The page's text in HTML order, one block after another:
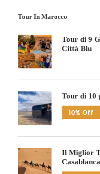
Tour In Marocco
Tour di 9
Città Blu
Tour di 10
10% Off
Il Miglior
Casablanca